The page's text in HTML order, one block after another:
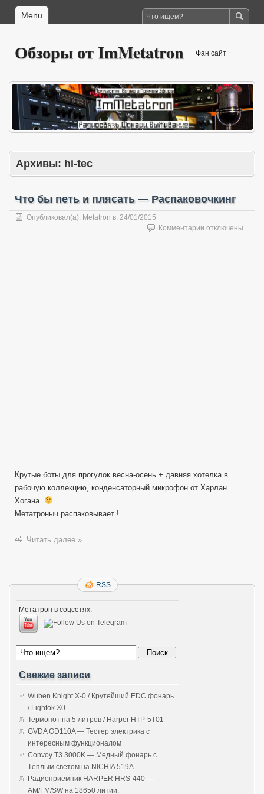
Menu
Обзоры от ImMetatron Фан сайт
Архивы: hi-tec
Что бы петь и плясать — Распаковочкинг
Опубликовал(а): Metatron в: 24/01/2015
Комментарии котключены
Крутые боты для прогулок весна-осень + давняя хотелка в
рабочую коллекцию, конденсаторный микрофон от Харлан
Хогана.
Метатроныч распаковывает !
Читать далее »
RSS
Метатрон в соцсетях:
Свежие записи
Wuben Knight X-0 / Крутейший EDC фонарь
/ Lightok X0
Термопот на 5 литров / Harper HTP-5T01
GVDA GD110A — Тестер электрика с
интересным функционалом
Convoy T3 3000K — Медный фонарь с
Тёплым светом на NICHIA 519A
Радиоприёмник HARPER HRS-440 —
AM/FM/SW на 18650 литии.